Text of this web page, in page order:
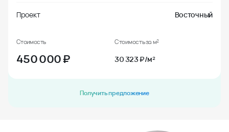
Проект Восточный
Стоимость
450 000₽
Стоимость за м²
30 323 ₽/м²
Получить предложение